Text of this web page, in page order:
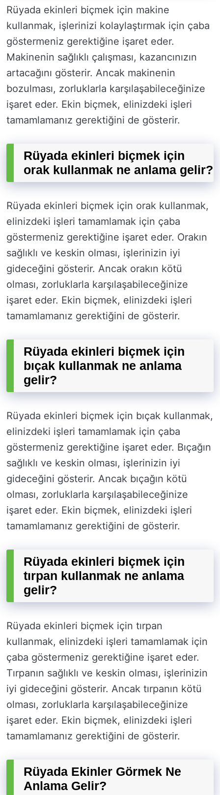
Rüyada ekinleri biçmek için makine
kullanmak, işlerinizi kolaylaştırmak için çaba
göstermeniz gerektiğine işaret eder.
Makinenin sağlıklı çalışması, kazancınızın
artacağını gösterir. Ancak makinenin
bozulması, zorluklarla karşılaşabileceğinize
işaret eder. Ekin biçmek, elinizdeki işleri
tamamlamanız gerektiğini de gösterir.
Rüyada ekinleri biçmek için
orak kullanmak ne anlama gelir?
Rüyada ekinleri biçmek için orak kullanmak,
elinizdeki işleri tamamlamak için çaba
göstermeniz gerektiğine işaret eder. Orakın
sağlıklı ve keskin olması, işlerinizin iyi
gideceğini gösterir. Ancak orakın kötü
olması, zorluklarla karşılaşabileceğinize
işaret eder. Ekin biçmek, elinizdeki işleri
tamamlamanız gerektiğini de gösterir.
Rüyada ekinleri biçmek için
bıçak kullanmak ne anlama
gelir?
Rüyada ekinleri biçmek için bıçak kullanmak,
elinizdeki işleri tamamlamak için çaba
göstermeniz gerektiğine işaret eder. Bıçağın
sağlıklı ve keskin olması, işlerinizin iyi
gideceğini gösterir. Ancak bıçağın kötü
olması, zorluklarla karşılaşabileceğinize
işaret eder. Ekin biçmek, elinizdeki işleri
tamamlamanız gerektiğini de gösterir.
Rüyada ekinleri biçmek için
tırpan kullanmak ne anlama
gelir?
Rüyada ekinleri biçmek için tırpan
kullanmak, elinizdeki işleri tamamlamak için
çaba göstermeniz gerektiğine işaret eder.
Tırpanın sağlıklı ve keskin olması, işlerinizin
iyi gideceğini gösterir. Ancak tırpanın kötü
olması, zorluklarla karşılaşabileceğinize
işaret eder. Ekin biçmek, elinizdeki işleri
tamamlamanız gerektiğini de gösterir.
Rüyada Ekinler Görmek Ne
Anlama Gelir?